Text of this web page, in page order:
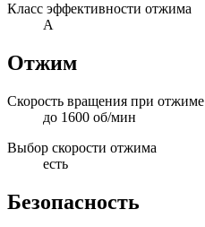
Класс эффективности отжима
A
Отжим
Скорость вращения при отжиме
до 1600 об/мин
Выбор скорости отжима
есть
Безопасность